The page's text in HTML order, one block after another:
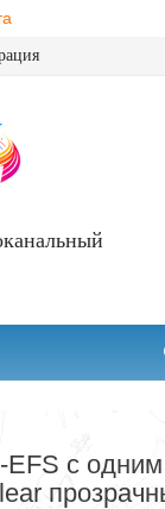
с одним